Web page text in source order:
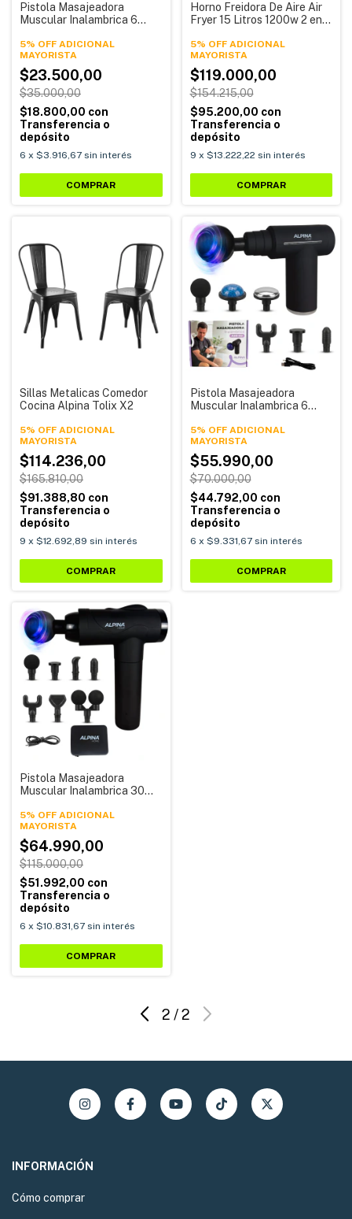
Pistola Masajeadora
Muscular Inalambrica 6
Alpina AMI-03
5% OFF ADICIONAL
$23.500,00
$35.000,00
$18.800,00 con
Transferencia o
depósito
6 x $3.916,67 sin interés
Horno Freidora De Aire Air
Fryer 15 Litros 1200w 2 en 1
5% OFF ADICIONAL
$119.000,00
$154.215,00
$95.200,00 con
Transferencia o
depósito
9 x $13.222,22 sin interés
Sillas Metalicas Comedor
Cocina Alpina Tolix X2
5% OFF ADICIONAL
$114.236,00
$165.810,00
$91.388,80 con
Transferencia o
depósito
9 x $12.692,89 sin interés
COMPRAR
Pistola Masajeadora
Muscular Inalambrica 6
Calor Alpina AMI-02
5% OFF ADICIONAL
$55.990,00
$70.000,00
$44.792,00 con
Transferencia o
depósito
6 x $9.331,67 sin interés
Pistola Masajeadora
Muscular Inalambrica 30
Alpina AMI-01
5% OFF ADICIONAL
$64.990,00
$115.000,00
$51.992,00 con
Transferencia o
depósito
6 x $10.831,67 sin interés
2 /2
INFORMACIÓN
Cómo comprar